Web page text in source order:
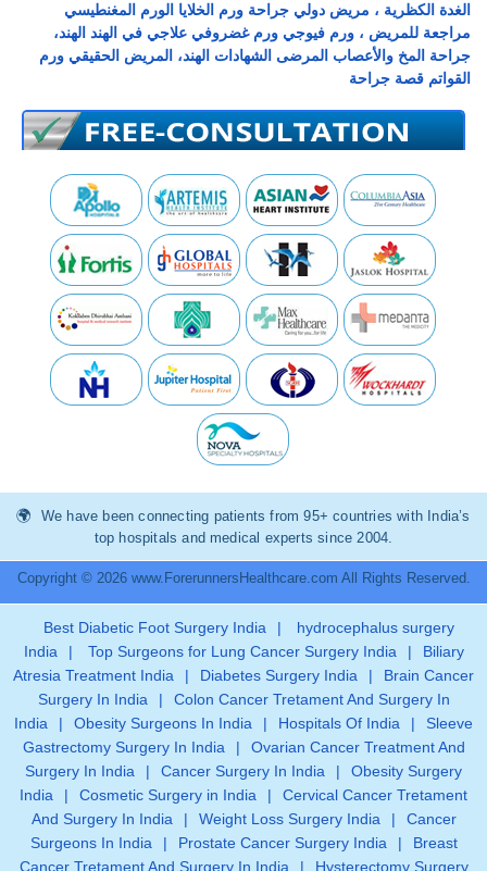
الغدة الكظرية ، مريض دولي جراحة ورم الخلايا الورم المغنطيسي
مراجعة للمريض ، ورم فيوجي ورم غضروفي علاجي في الهند الهند،
جراحة المخ والأعصاب المرضى الشهادات الهند، المريض الحقيقي ورم
القواتم قصة جراحة
We have been connecting patients from 95+ countries with India’s
top hospitals and medical experts since 2004.
Copyright © 2026 www.ForerunnersHealthcare.com All Rights Reserved.
Best Diabetic Foot Surgery India |
hydrocephalus surgery
India
| Top Surgeons for Lung Cancer Surgery India |
Biliary
Atresia Treatment India
| Diabetes Surgery India |
Brain Cancer
Surgery In India
|
Colon Cancer Tretament And Surgery In
India
| Obesity Surgeons In India | Hospitals Of India |
Sleeve
Gastrectomy Surgery In India
|
Ovarian Cancer Treatment And
Surgery In India
| Cancer Surgery In India |
Obesity Surgery
India
| Cosmetic Surgery in India |
Cervical Cancer Tretament
And Surgery In India
| Weight Loss Surgery India |
Cancer
Surgeons In India
| Prostate Cancer Surgery India |
Breast
Cancer Tretament And Surgery In India
| Hysterectomy Surgery